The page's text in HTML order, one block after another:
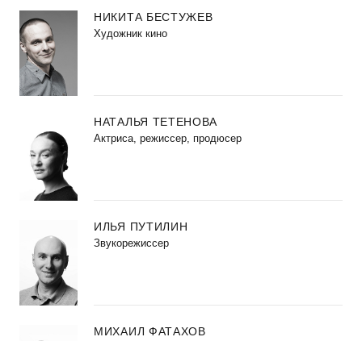
НИКИТА БЕСТУЖЕВ
Художник кино
НАТАЛЬЯ ТЕТЕНОВА
Актриса, режиссер, продюсер
ИЛЬЯ ПУТИЛИН
Звукорежиссер
МИХАИЛ ФАТАХОВ